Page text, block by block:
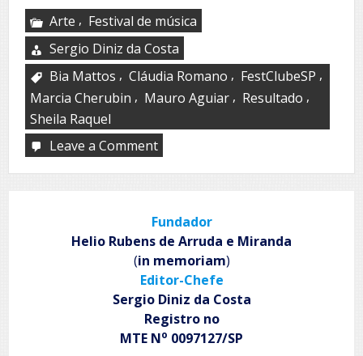
Arte , Festival de música
Sergio Diniz da Costa
Bia Mattos , Cláudia Romano , FestClubeSP ,
Marcia Cherubin , Mauro Aguiar , Resultado ,
Sheila Raquel
Leave a Commenton
Fundador
Helio Rubens de Arruda e Miranda
(in memoriam)
Editor-Chefe
Sergio Diniz da Costa
Registro no
MTE No 0097127/SP